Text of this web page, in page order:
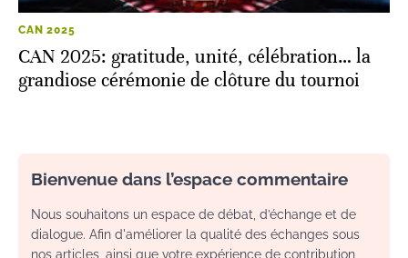
CAN 2025
CAN 2025: gratitude, unité, célébration… la
grandiose cérémonie de clôture du tournoi
Bienvenue dans l’espace commentaire
Nous souhaitons un espace de débat, d’échange et de
dialogue. Afin d'améliorer la qualité des échanges sous
nos articles, ainsi que votre expérience de contribution,